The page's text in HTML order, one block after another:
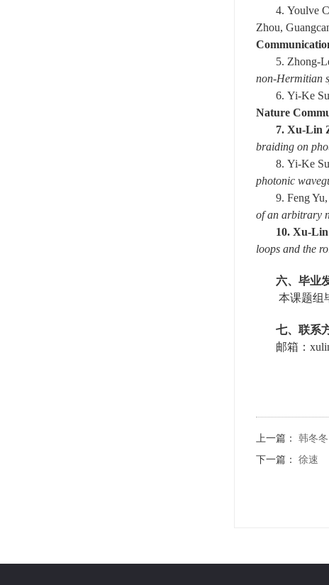
4. Youlve
Zhou,
5. Zhong-
non-Hermitian s
6. Yi-Ke
Nature
7. Xu-Lin
braiding on
8. Yi-Ke
photonic
9. Feng Yu,
of an arbitrary
10. Xu-
loops and the
六、毕业
本课题组
七、联系
邮箱：
上一篇：
韩冬冬
下一篇：
徐速